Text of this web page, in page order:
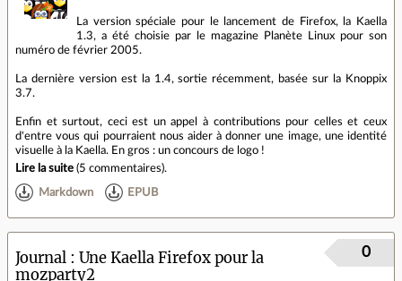
La version spéciale pour le lancement de Firefox, la Kaella
1.3, a été choisie par le magazine Planète Linux pour son
numéro de février 2005.
La dernière version est la 1.4, sortie récemment, basée sur la Knoppix
3.7.
Enfin et surtout, ceci est un appel à contributions pour celles et ceux
d'entre vous qui pourraient nous aider à donner une image, une identité
visuelle à la Kaella. En gros : un concours de logo !
Lire la suite (5 commentaires).
Markdown EPUB
Journal
Une Kaella Firefox pour la
mozparty2
0